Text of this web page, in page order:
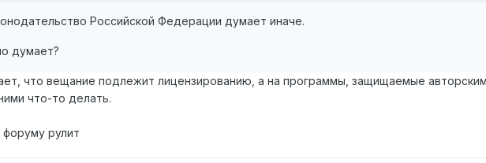
Российской Федерации думает иначе.
думает?
что вещание подлежит лицензированию, а на программы, защищаемые
что-то делать.
форуму рулит